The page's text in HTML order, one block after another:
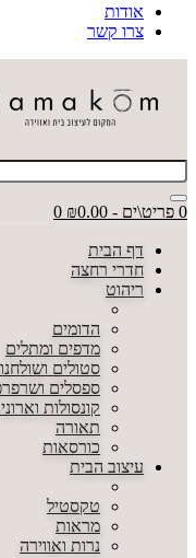
אודות
צרו קשר
0 פריט\ים - ₪0.00 0
דף הבית
חדרי רחצה
ריהוט
הדומים
מדפים ומתלים
סטולים
ספסלים
קונסולות
תאורה
כורסאות
עיצוב הבית
טקסטיל
מראות
נרות ואווירה